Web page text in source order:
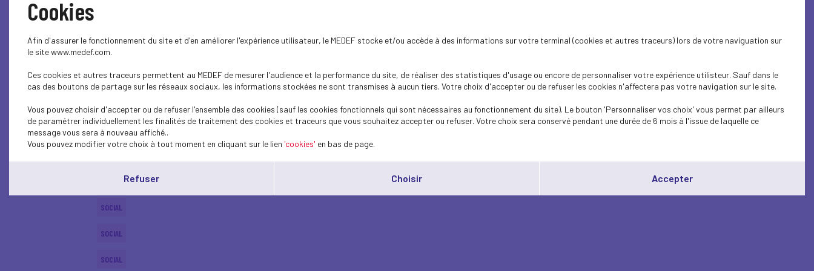
SOCIAL
PROFESSIONAL TRAINING
SOCIAL
SOCIAL
SOCIAL
SOCIAL
Cookies
Afin d'assurer le fonctionnement du site et d'en améliorer l'expérience utilisateur, le MEDEF stocke et/ou accède à des informations sur votre terminal (cookies et autres traceurs) lors de votre naviguation sur
le site www.medef.com.
Ces cookies et autres traceurs permettent au MEDEF de mesurer l'audience et la performance du site, de réaliser des statistiques d'usage ou encore de personnaliser votre expérience utilisteur. Sauf dans le
cas des boutons de partage sur les réseaux sociaux, les informations stockées ne sont transmises à aucun tiers. Votre choix d'accepter ou de refuser les cookies n'affectera pas votre navigation sur le site.
Vous pouvez choisir d'accepter ou de refuser l'ensemble des cookies (sauf les cookies fonctionnels qui sont nécessaires au fonctionnement du site). Le bouton 'Personnaliser vos choix' vous permet par ailleurs
de paramétrer individuellement les finalités de traitement des cookies et traceurs que vous souhaitez accepter ou refuser. Votre choix sera conservé pendant une durée de 6 mois à l'issue de laquelle ce
message vous sera à nouveau affiché..
Vous pouvez modifier votre choix à tout moment en cliquant sur le lien 'cookies' en bas de page.
Refuser Choisir Accepter